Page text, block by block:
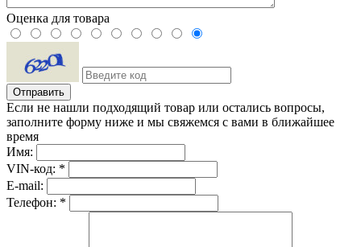
Оценка для товара
Если не нашли подходящий товар или остались вопросы,
заполните форму ниже и мы свяжемся с вами в ближайшее
время
Имя:
VIN-код: *
E-mail:
Телефон: *